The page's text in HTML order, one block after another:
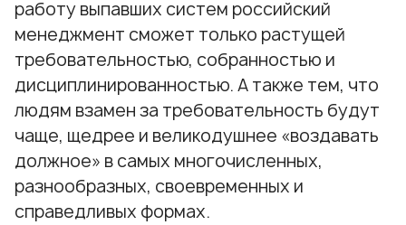
работу выпавших систем российский
менеджмент сможет только растущей
требовательностью, собранностью и
дисциплинированностью. А также тем, что
людям взамен за требовательность будут
чаще, щедрее и великодушнее «воздавать
должное» в самых многочисленных,
разнообразных, своевременных и
справедливых формах.